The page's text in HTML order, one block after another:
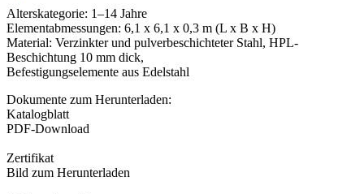
Alterskategorie: 1–14 Jahre
Elementabmessungen: 6,1 x 6,1 x 0,3 m (L x B x H)
Material: Verzinkter und pulverbeschichteter Stahl, HPL-
Beschichtung 10 mm dick,
Befestigungselemente aus Edelstahl
Dokumente zum Herunterladen:
Katalogblatt
PDF-Download
Zertifikat
Bild zum Herunterladen